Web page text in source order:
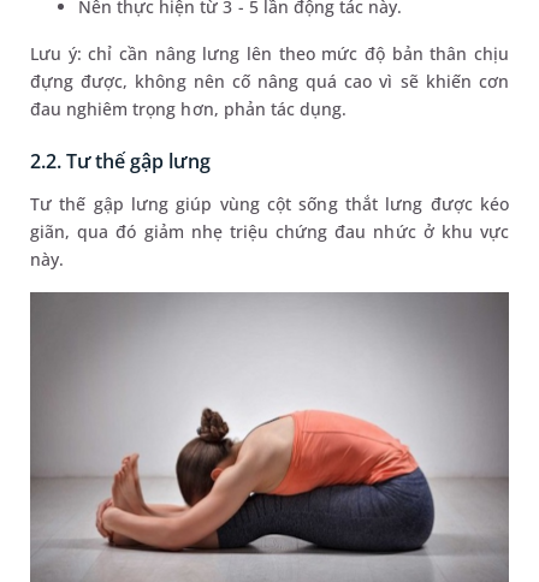
Nên thực hiện từ 3 - 5 lần động tác này.
Lưu ý: chỉ cần nâng lưng lên theo mức độ bản thân chịu
đựng được, không nên cố nâng quá cao vì sẽ khiến cơn
đau nghiêm trọng hơn, phản tác dụng.
2.2. Tư thế gập lưng
Tư thế gập lưng giúp vùng cột sống thắt lưng được kéo
giãn, qua đó giảm nhẹ triệu chứng đau nhức ở khu vực
này.